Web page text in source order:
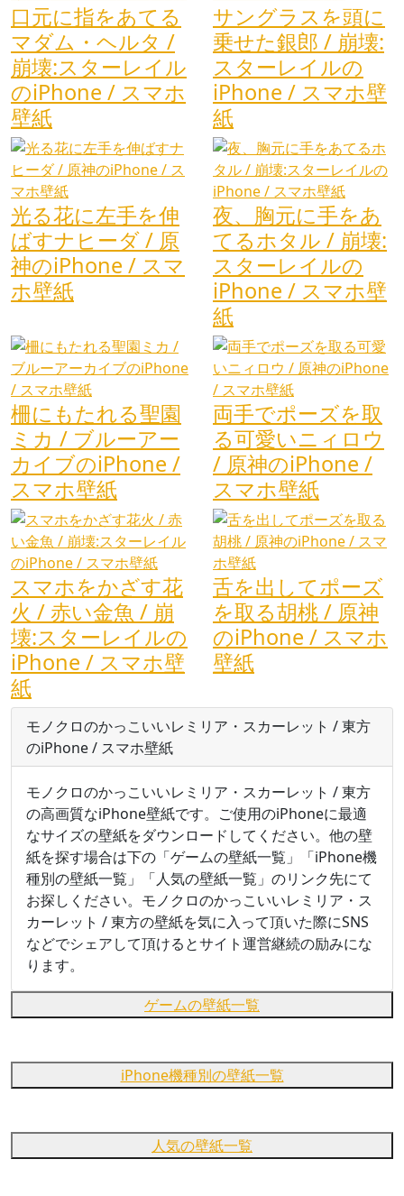
口元に指をあてる
マダム・ヘルタ /
崩壊:スターレイル
のiPhone / スマホ
壁紙
サングラスを頭に
乗せた銀郎 / 崩壊:
スターレイルの
iPhone / スマホ壁
紙
光る花に左手を伸
ばすナヒーダ / 原
神のiPhone / スマ
ホ壁紙
夜、胸元に手をあ
てるホタル / 崩壊:
スターレイルの
iPhone / スマホ壁
紙
柵にもたれる聖園
ミカ / ブルーアー
カイブのiPhone /
スマホ壁紙
両手でポーズを取
る可愛いニィロウ
/ 原神のiPhone /
スマホ壁紙
スマホをかざす花
火 / 赤い金魚 / 崩
壊:スターレイルの
iPhone / スマホ壁
紙
舌を出してポーズ
を取る胡桃 / 原神
のiPhone / スマホ
壁紙
モノクロのかっこいいレミリア・スカーレット / 東方
のiPhone / スマホ壁紙
モノクロのかっこいいレミリア・スカーレット / 東方
の高画質なiPhone壁紙です。ご使用のiPhoneに最適
なサイズの壁紙をダウンロードしてください。他の壁
紙を探す場合は下の「ゲームの壁紙一覧」「iPhone機
種別の壁紙一覧」「人気の壁紙一覧」のリンク先にて
お探しください。モノクロのかっこいいレミリア・ス
カーレット / 東方の壁紙を気に入って頂いた際にSNS
などでシェアして頂けるとサイト運営継続の励みにな
ります。
ゲームの壁紙一覧
iPhone機種別の壁紙一覧
人気の壁紙一覧